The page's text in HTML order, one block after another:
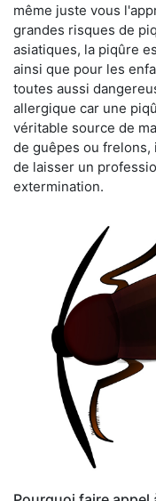
même juste vous
grandes risques de
asiatiques, la piqûre
ainsi que pour les
toutes aussi
allergique car une
véritable source de
de guêpes ou
de laisser un
extermination.